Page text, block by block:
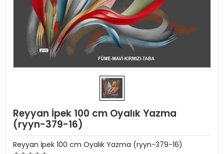
Reyyan İpek 100 cm Oyalık Yazma
(ryyn-379-16)
Reyyan İpek 100 cm Oyalık Yazma (ryyn-379-16)